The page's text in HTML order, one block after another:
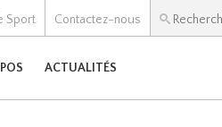
Sport Contactez-nous
ACTUALITÉS